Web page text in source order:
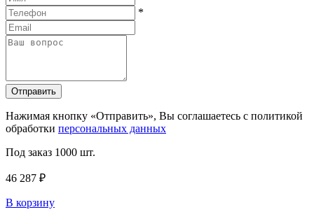
*
Отправить
Нажимая кнопку «Отправить», Вы соглашаетесь с политикой
обработки персональных данных
Под заказ 1000 шт.
46 287 ₽
В корзину